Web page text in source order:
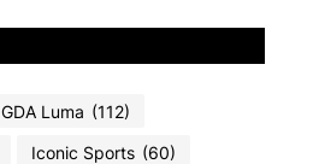
GDA Luma (112)
Iconic Sports (60)